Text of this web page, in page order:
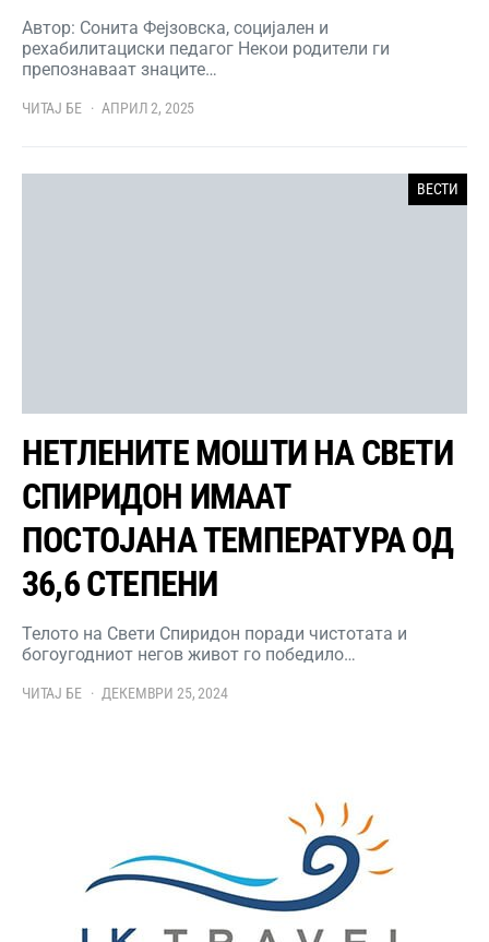
Автор: Сонита Фејзовска, социјален и
рехабилитациски педагог Некои родители ги
препознаваат знаците…
ЧИТАЈ БЕ АПРИЛ 2, 2025
ВЕСТИ
НЕТЛЕНИТЕ МОШТИ НА СВЕТИ
СПИРИДОН ИМААТ
ПОСТОЈАНА ТЕМПЕРАТУРА ОД
36,6 СТЕПЕНИ
Телото на Свети Спиридон поради чистотата и
богоугодниот негов живот го победило…
ЧИТАЈ БЕ ДЕКЕМВРИ 25, 2024